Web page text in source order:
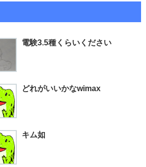
電験3.5種くらいください
どれがいいかなwimax
キム如